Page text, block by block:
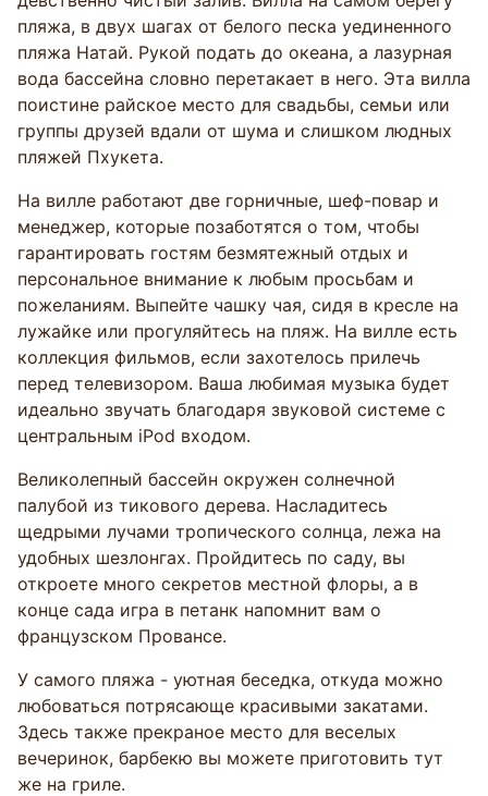
пляжа, в двух шагах от белого песка уединенного
пляжа Натай. Рукой подать до океана, а лазурная
вода бассейна словно перетакает в него. Эта вилла
поистине райское место для свадьбы, семьи или
группы друзей вдали от шума и слишком людных
пляжей Пхукета.
На вилле работают две горничные, шеф-повар и
менеджер, которые позаботятся о том, чтобы
гарантировать гостям безмятежный отдых и
персональное внимание к любым просьбам и
пожеланиям. Выпейте чашку чая, сидя в кресле на
лужайке или прогуляйтесь на пляж. На вилле есть
коллекция фильмов, если захотелось прилечь
перед телевизором. Ваша любимая музыка будет
идеально звучать благодаря звуковой системе с
центральным iPod входом.
Великолепный бассейн окружен солнечной
палубой из тикового дерева. Насладитесь
щедрыми лучами тропического солнца, лежа на
удобных шезлонгах. Пройдитесь по саду, вы
откроете много секретов местной флоры, а в
конце сада игра в петанк напомнит вам о
французском Провансе.
У самого пляжа - уютная беседка, откуда можно
любоваться потрясающе красивыми закатами.
Здесь также прекраное место для веселых
вечеринок, барбекю вы можете приготовить тут
же на гриле.